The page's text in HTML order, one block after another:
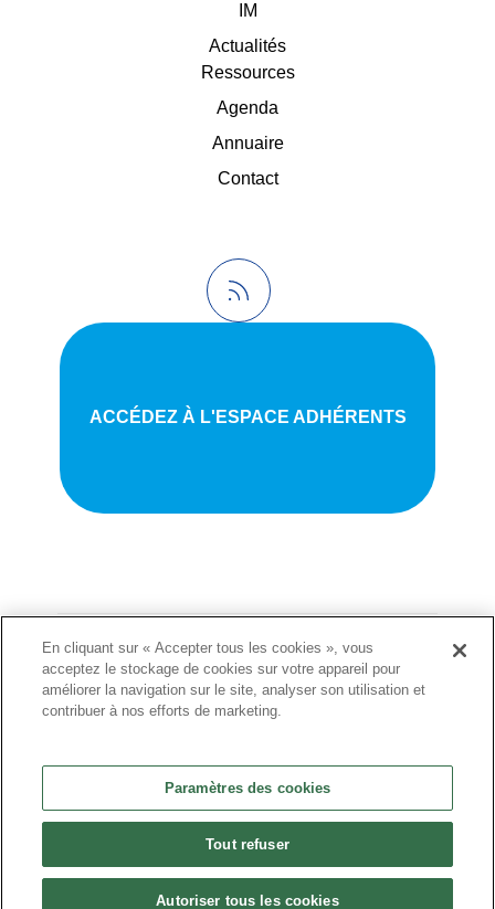
IM
Actualités
Ressources
Agenda
Annuaire
Contact
ACCÉDEZ À L'ESPACE ADHÉRENTS
Plan du site
Liens utiles
Nous contacter
•
Politique de confidentialité
Paramètres des cookies
En cliquant sur « Accepter tous les cookies », vous
acceptez le stockage de cookies sur votre appareil pour
améliorer la navigation sur le site, analyser son utilisation et
contribuer à nos efforts de marketing.
Paramètres des cookies
Tout refuser
Autoriser tous les cookies